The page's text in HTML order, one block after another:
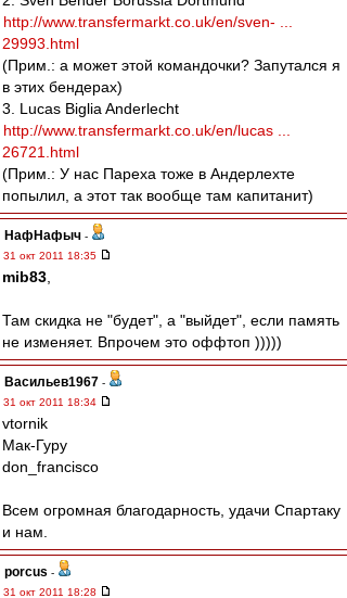
http://www.transfermarkt.co.uk/en/sven- ...
29993.html
(Прим.: а может этой командочки? Запутался я
в этих бендерах)
3. Lucas Biglia Anderlecht
http://www.transfermarkt.co.uk/en/lucas ...
26721.html
(Прим.: У нас Пареха тоже в Андерлехте
попылил, а этот так вообще там капитанит)
НафНафыч -
31 окт 2011 18:35
mib83
Там скидка не "будет", а "выйдет", если память
не изменяет. Впрочем это оффтоп )))))
Васильев1967 -
31 окт 2011 18:34
vtornik
Мак-Гуру
don_francisco
Всем огромная благодарность, удачи Спартаку
и нам.
porcus -
31 окт 2011 18:28